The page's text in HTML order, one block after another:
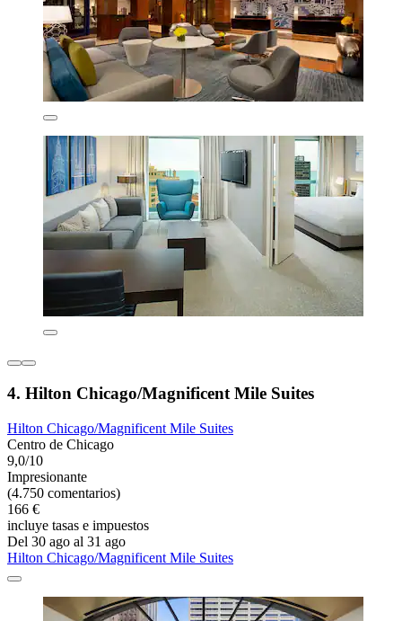
4. Hilton Chicago/Magnificent Mile Suites
Hilton Chicago/Magnificent Mile Suites
Centro de Chicago
9,0/10
Impresionante
(4.750 comentarios)
166 €
incluye tasas e impuestos
Del 30 ago al 31 ago
Hilton Chicago/Magnificent Mile Suites